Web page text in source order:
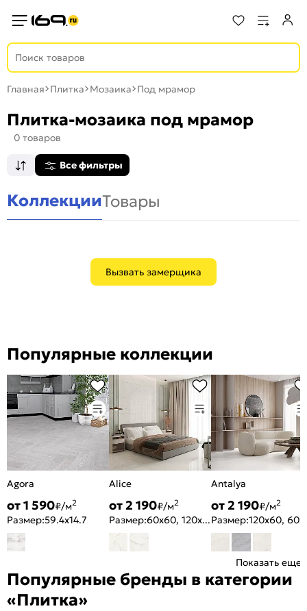
Главная Плитка Мозаика Под мрамор
Плитка-мозаика под мрамор
0 товаров
Все фильтры
КоллекцииТовары
Вызвать замерщика
Популярные коллекции
Agora
от 1 590₽/м2
Размер:59.4x14.7
Alice
от 2 190₽/м2
Размер: 60x60, 120x60
Antalya
от 2 190₽/м2
Размер:
Показать еще
Популярные бренды в категории
«Плитка»